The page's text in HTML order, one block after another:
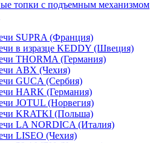
топки с подъемным механизмом
SUPRA (Франция)
в изразце KEDDY (Швеция)
THORMA (Германия)
ABX (Чехия)
GUCA (Сербия)
HARK (Германия)
JOTUL (Норвегия)
KRATKI (Польша)
LA NORDICA (Италия)
LISEO (Чехия)